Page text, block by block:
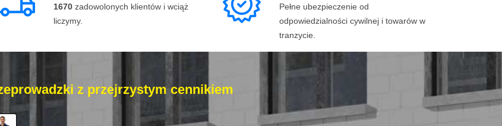
1670 zadowolonych klientów i wciąż
liczymy.
Pełne ubezpieczenie od
odpowiedzialności cywilnej i towarów w
tranzycie.
z przejrzystym cennikiem